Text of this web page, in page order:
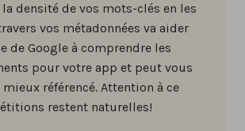
densité de vos mots-clés en les
vos métadonnées va aider
de Google à comprendre les
pour votre app et peut vous
référencé. Attention à ce
restent naturelles!